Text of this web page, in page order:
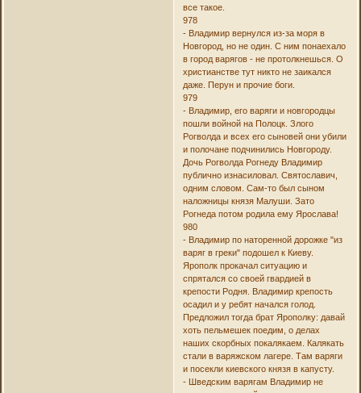
все такое.
978
- Владимир вернулся из-за моря в
Новгород, но не один. С ним понаехало
в город варягов - не протолкнешься. О
христианстве тут никто не заикался
даже. Перун и прочие боги.
979
- Владимир, его варяги и новгородцы
пошли войной на Полоцк. Злого
Рогволда и всех его сыновей они убили
и полочане подчинились Новгороду.
Дочь Рогволда Рогнеду Владимир
публично изнасиловал. Святославич,
одним словом. Сам-то был сыном
наложницы князя Малуши. Зато
Рогнеда потом родила ему Ярослава!
980
- Владимир по наторенной дорожке "из
варяг в греки" подошел к Киеву.
Ярополк прокачал ситуацию и
спрятался со своей гвардией в
крепости Родня. Владимир крепость
осадил и у ребят начался голод.
Предложил тогда брат Ярополку: давай
хоть пельмешек поедим, о делах
наших скорбных покалякаем. Калякать
стали в варяжском лагере. Там варяги
и посекли киевского князя в капусту.
- Шведским варягам Владимир не